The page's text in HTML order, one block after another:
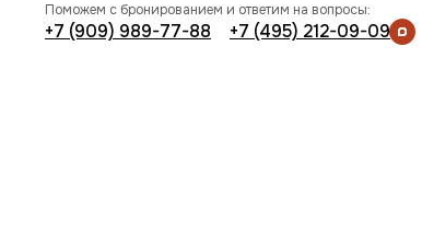
Поможем с бронированием и ответим на вопросы:
+7 (909) 989-77-88 +7 (495) 212-09-09